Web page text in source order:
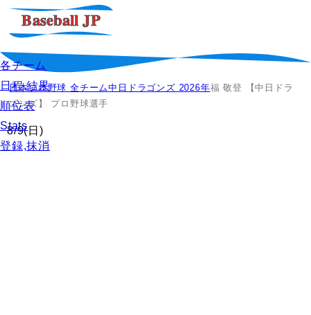
各チーム
日程,結果
順位表
Stats
登録,抹消
日本プロ野球 全チーム中日ドラゴンズ 2026年福 敬登 【中日ドラ
ゴンズ】 プロ野球選手
8/9(日)